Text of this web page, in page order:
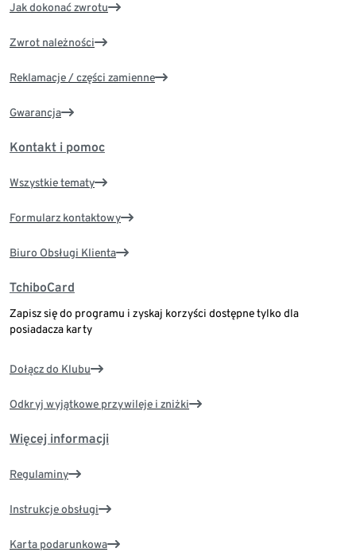
Jak dokonać zwrotu
Zwrot należności
Reklamacje / części zamienne
Gwarancja
Kontakt i pomoc
Wszystkie tematy
Formularz kontaktowy
Biuro Obsługi Klienta
TchiboCard
Zapisz się do programu i zyskaj korzyści dostępne tylko dla
posiadacza karty
Dołącz do Klubu
Odkryj wyjątkowe przywileje i zniżki
Więcej informacji
Regulaminy
Instrukcje obsługi
Karta podarunkowa